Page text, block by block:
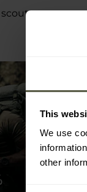
This
We use
other